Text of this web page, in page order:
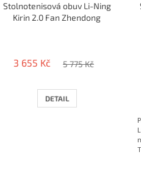
Stolnotenisová obuv Li-Ning
Kirin 2.0 Fan Zhendong
3 655 Kč 5 775 Kč
DETAIL